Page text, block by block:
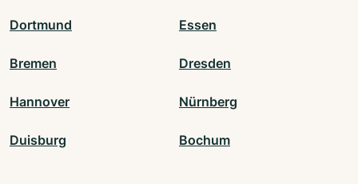
Dortmund Essen
Bremen Dresden
Hannover Nürnberg
Duisburg Bochum